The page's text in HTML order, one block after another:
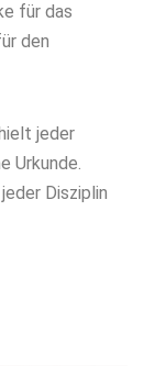
für das
den
jeder
Urkunde.
Disziplin